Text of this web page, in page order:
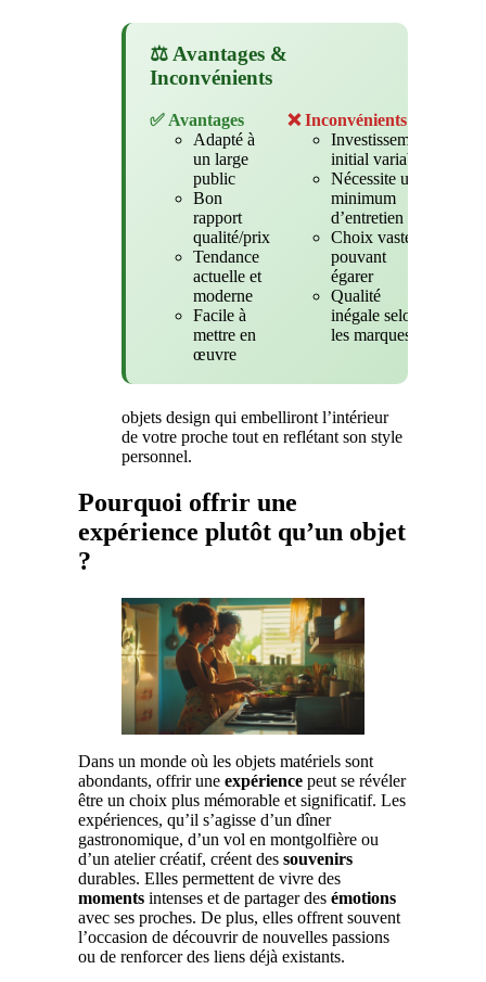
⚖️ Avantages &
Inconvénients
✅ Avantages
Adapté à
un large
public
Bon
rapport
qualité/prix
Tendance
actuelle et
moderne
Facile à
mettre en
œuvre
❌ Inconvénients
Investissement
initial variable
Nécessite un
minimum
d’entretien
Choix vaste
pouvant
égarer
Qualité
inégale selon
les marques
objets design qui embelliront l’intérieur
de votre proche tout en reflétant son style
personnel.
Pourquoi offrir une
expérience plutôt qu’un objet
?
Dans un monde où les objets matériels sont
abondants, offrir une expérience peut se révéler
être un choix plus mémorable et significatif. Les
expériences, qu’il s’agisse d’un dîner
gastronomique, d’un vol en montgolfière ou
d’un atelier créatif, créent des souvenirs
durables. Elles permettent de vivre des
moments intenses et de partager des émotions
avec ses proches. De plus, elles offrent souvent
l’occasion de découvrir de nouvelles passions
ou de renforcer des liens déjà existants.